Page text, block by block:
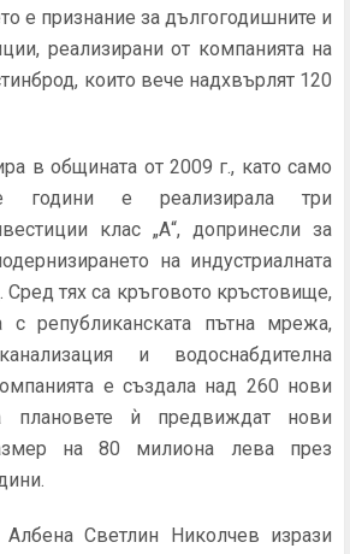
е признание за дългогодишните и
реализирани от компанията на
които вече надхвърлят 120
в общината от 2009 г., като само
години е реализирала три
клас „А“, допринесли за
на индустриалната
Сред тях са кръговото кръстовище,
с републиканската пътна мрежа,
и водоснабдителна
е създала над 260 нови
плановете ѝ предвиждат нови
на 80 милиона лева през
Светлин Николчев изрази